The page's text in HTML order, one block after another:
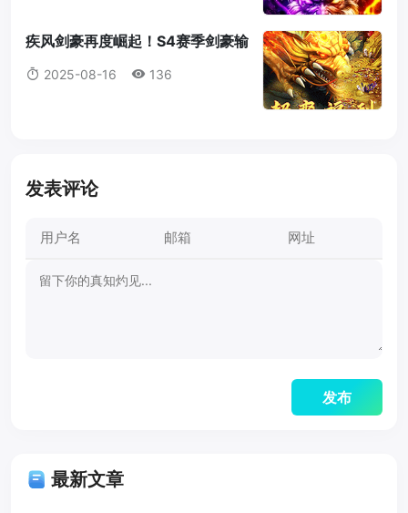
疾风剑豪再度崛起！S4赛季剑豪输
出机制全解析
2025-08-16 136
发表评论
最新文章